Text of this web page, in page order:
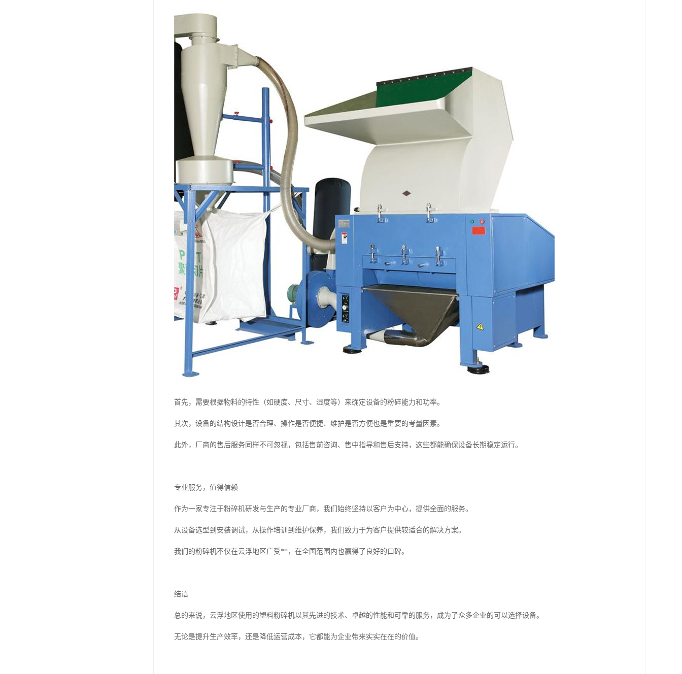
首先，需要根据物料的特性（如硬度、尺寸、湿度等）来确定设备的粉碎能力和功率。
其次，设备的结构设计是否合理、操作是否便捷、维护是否方便也是重要的考量因素。
此外，厂商的售后服务同样不可忽视，包括售前咨询、售中指导和售后支持，这些都能确保设备长期稳定运行。
专业服务，值得信赖
作为一家专注于粉碎机研发与生产的专业厂商，我们始终坚持以客户为中心，提供全面的服务。
从设备选型到安装调试，从操作培训到维护保养，我们致力于为客户提供较适合的解决方案。
我们的粉碎机不仅在云浮地区广受**，在全国范围内也赢得了良好的口碑。
结语
总的来说，云浮地区使用的塑料粉碎机以其先进的技术、卓越的性能和可靠的服务，成为了众多企业的可以选择设备。
无论是提升生产效率，还是降低运营成本，它都能为企业带来实实在在的价值。